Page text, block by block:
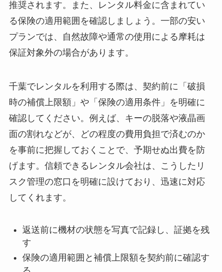
推奨されます。また、レンタル料金に含まれてい
る保険の適用範囲を確認しましょう。一部の安い
プランでは、自然故障や通常の使用による摩耗は
保証対象外の場合があります。
千葉でレンタルを利用する際は、契約前に「破損
時の補償上限額」や「保険の適用条件」を明確に
確認してください。例えば、キーの脱落や液晶画
面の割れなどが、どの程度の費用負担で済むのか
を事前に把握しておくことで、予期せぬ出費を防
げます。信頼できるレンタル会社は、こうしたリ
スク管理の窓口を明確に設けており、迅速に対応
してくれます。
返送前に機材の状態を写真で記録し、証拠を残
す
保険の適用範囲と補償上限額を契約前に確認す